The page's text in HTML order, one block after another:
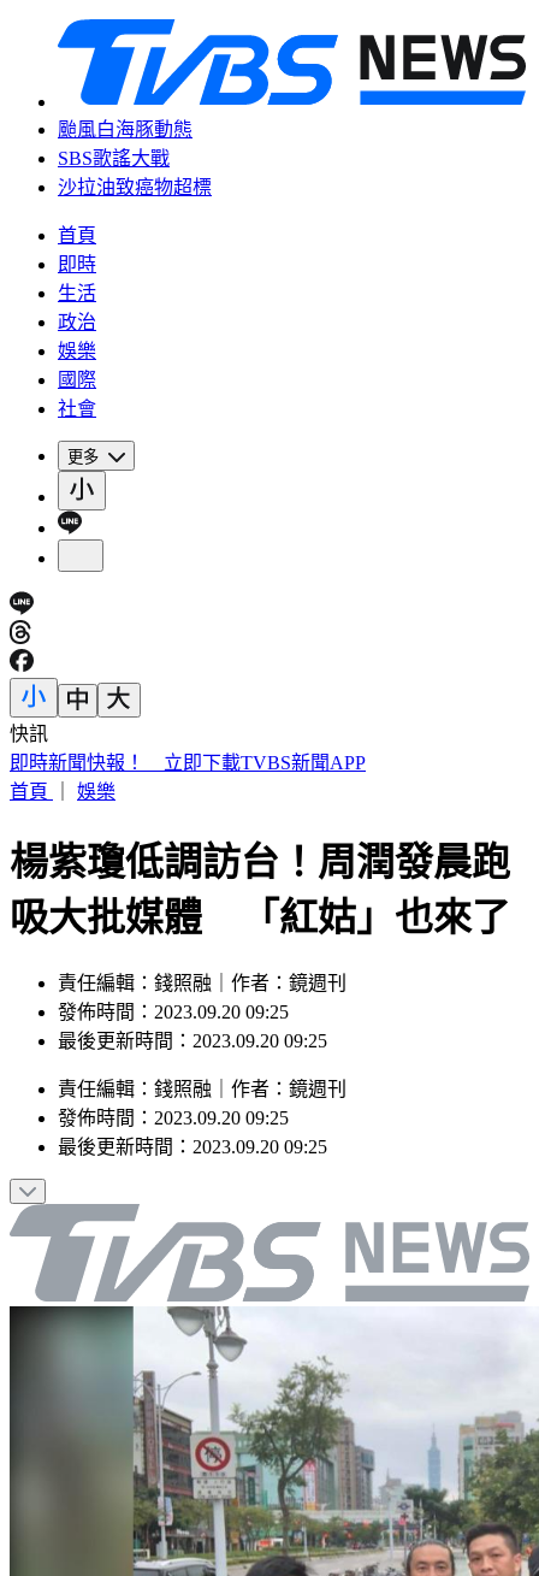
颱風白海豚動態
SBS歌謠大戰
沙拉油致癌物超標
首頁
即時
生活
政治
娛樂
國際
社會
更多
快訊
快訊／泰國學校驚傳槍擊！學生槍手校園開槍 2師中彈身亡
首頁
娛樂
楊紫瓊低調訪台！周潤發晨跑
吸大批媒體 「紅姑」也來了
責任編輯：錢照融｜作者：鏡週刊
發佈時間：2023.09.20 09:25
最後更新時間：2023.09.20 09:25
責任編輯 ： 錢照融 作者 ： 鏡週刊
發佈時間： 2023.09.20 09:25
最後更新時間： 2023.09.20 09:25